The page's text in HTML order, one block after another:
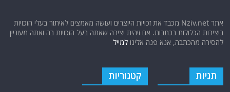
אתר Nziv.net מכבד את זכויות היוצרים ועושה מאמצים לאיתור בעלי הזכויות
ביצירות הכלולות בכתבות. אם זיהית יצירה שאתה בעל הזכויות בה ואתה מעוניין
להסירה מהכתבה, אנא פנה אלינולמייל
תגיות קטגוריות